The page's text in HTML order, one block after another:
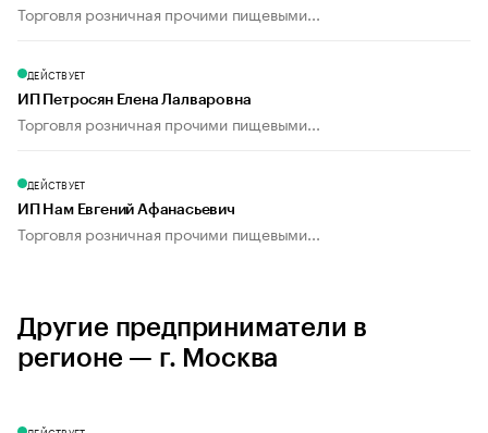
Торговля розничная прочими пищевыми...
ДЕЙСТВУЕТ
ИП Петросян Елена Лалваровна
Торговля розничная прочими пищевыми...
ДЕЙСТВУЕТ
ИП Нам Евгений Афанасьевич
Торговля розничная прочими пищевыми...
Другие предприниматели в
регионе — г. Москва